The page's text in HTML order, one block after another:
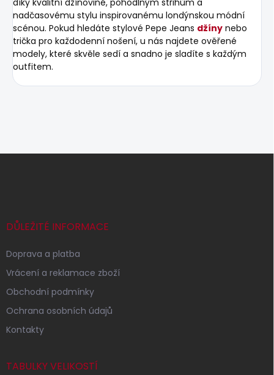
nadčasovému stylu inspirovanému londýnskou módní
scénou. Pokud hledáte stylové Pepe Jeans džíny nebo
trička pro každodenní nošení, u nás najdete ověřené
modely, které skvěle sedí a snadno je sladíte s každým
outfitem.
Z
DŮLEŽITÉ INFORMACE
Doprava a platba
Vrácení a reklamace zboží
Obchodní podmínky
Ochrana osobních údajů
Kontakty
TABULKY VELIKOSTÍ